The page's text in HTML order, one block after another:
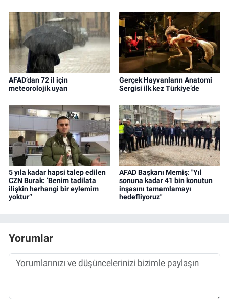
AFAD’dan 72 il için
meteorolojik uyarı
Gerçek Hayvanların Anatomi
Sergisi ilk kez Türkiye’de
5 yıla kadar hapsi talep edilen
CZN Burak: ‘Benim tadilata
ilişkin herhangi bir eylemim
yoktur’’
AFAD Başkanı Memiş: "Yıl
sonuna kadar 41 bin konutun
inşasını tamamlamayı
hedefliyoruz"
Yorumlar